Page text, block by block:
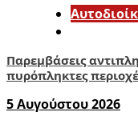
Παρεμβάσεις
πυρόπληκτες
5 Αυγούστου 2026